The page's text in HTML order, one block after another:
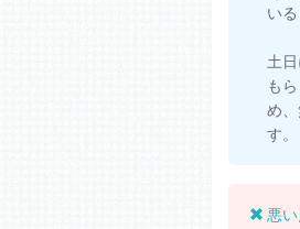
いる
土
も
め
す。
悪